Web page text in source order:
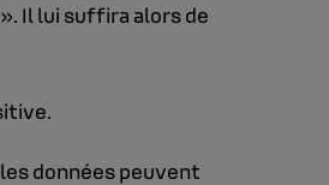
Il lui suffira alors de
données peuvent